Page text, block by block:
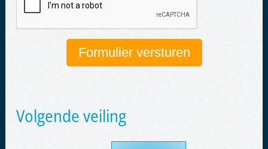
Volgende veiling